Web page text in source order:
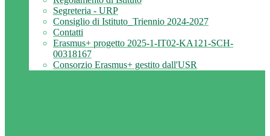
Segreteria - URP
Consiglio di Istituto_Triennio 2024-2027
Contatti
Erasmus+ progetto 2025-1-IT02-KA121-SCH-
00318167
Consorzio Erasmus+ gestito dall'USR